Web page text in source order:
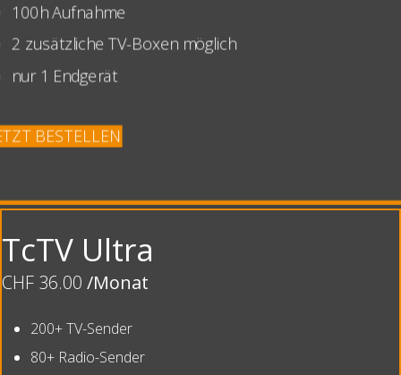
100h Aufnahme
2 zusätzliche TV-Boxen möglich
nur 1 Endgerät
BESTELLEN
TcTV Ultra
CHF 36.00 /Monat
200+ TV-Sender
80+ Radio-Sender